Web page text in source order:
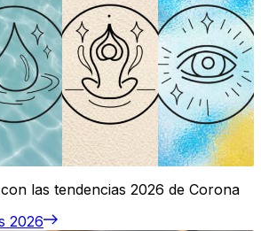
las tendencias 2026 de Corona
2026